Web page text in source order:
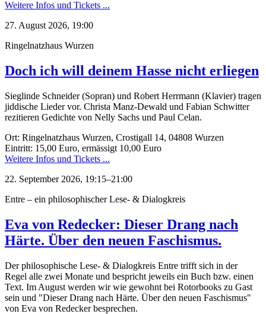
Weitere Infos und Tickets ...
27. August 2026, 19:00
Ringelnatzhaus Wurzen
Doch ich will deinem Hasse nicht erliegen
Sieglinde Schneider (Sopran) und Robert Herrmann (Klavier) tragen
jiddische Lieder vor. Christa Manz-Dewald und Fabian Schwitter
rezitieren Gedichte von Nelly Sachs und Paul Celan.
Ort: Ringelnatzhaus Wurzen, Crostigall 14, 04808 Wurzen
Eintritt: 15,00 Euro, ermässigt 10,00 Euro
Weitere Infos und Tickets ...
22. September 2026, 19:15–21:00
Entre – ein philosophischer Lese- & Dialogkreis
Eva von Redecker: Dieser Drang nach
Härte. Über den neuen Faschismus.
Der philosophische Lese- & Dialogkreis Entre trifft sich in der
Regel alle zwei Monate und bespricht jeweils ein Buch bzw. einen
Text. Im August werden wir wie gewohnt bei Rotorbooks zu Gast
sein und "Dieser Drang nach Härte. Über den neuen Faschismus"
von Eva von Redecker besprechen.